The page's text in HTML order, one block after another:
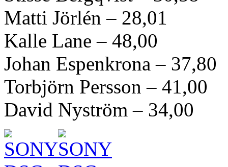
Matti Jörlén – 28,01
Kalle Lane – 48,00
Johan Espenkrona – 37,80
Torbjörn Persson – 41,00
David Nyström – 34,00